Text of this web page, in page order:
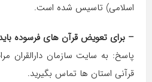
اسلامی) تاسیس شده است.
– برای تعویض قرآن های فرسوده
پاسخ: به سایت سازمان دارالقران
قرآنی استان ها تماس بگیرید.